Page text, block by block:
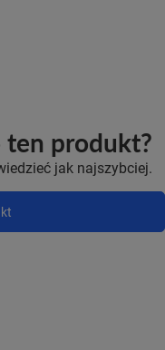
ten produkt?
jak najszybciej.